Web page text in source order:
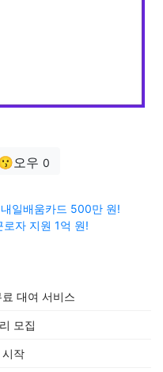
오우 0
일배움카드 500만 원!
자 지원 1억 원!
대여 서비스
모집
작